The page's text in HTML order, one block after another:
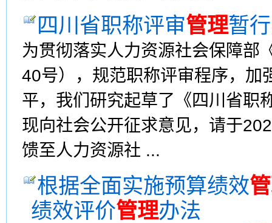
四川省职称评审管理暂
为贯彻落实人力资源社会保障部
40号），规范职称评审程序，加
平，我们研究起草了《四川省职
现向社会公开征求意见，请于
馈至人力资源社 ...
根据全面实施预算绩效
绩效评价管理办法